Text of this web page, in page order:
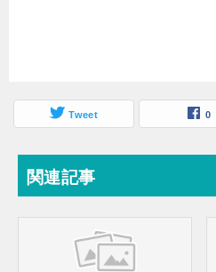
Tweet 0
関連記事